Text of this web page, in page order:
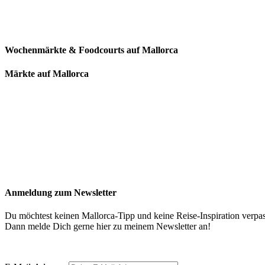
Wochenmärkte & Foodcourts auf Mallorca
Märkte auf Mallorca
Anmeldung zum Newsletter
Du möchtest keinen Mallorca-Tipp und keine Reise-Inspiration
Dann melde Dich gerne hier zu meinem Newsletter an!